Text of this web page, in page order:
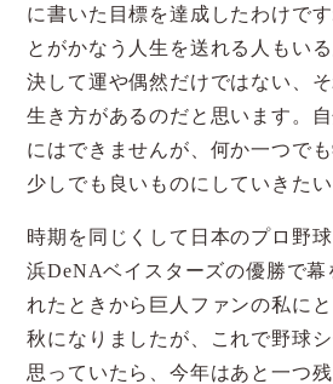
に書いた目標を達成したわけで
とがかなう人生を送れる人もい
決して運や偶然だけではない、
生き方があるのだと思います。
にはできませんが、何か一つで
少しでも良いものにしていきたい
時期を同じくして日本のプロ野
浜DeNAベイスターズの優勝で幕
れたときから巨人ファンの私に
秋になりましたが、これで野球
思っていたら、今年はあと一つ残